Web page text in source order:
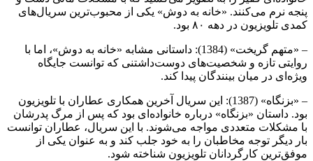
پنجه نرم می‌کنند. «خانه به دوش» یکی از محبوب‌ترین سریال‌های
کمدی تلویزیون در دهه ۸۰ بود.
– «متهم گریخت» (1384): داستانی مشابه «خانه به دوش»، اما با
روایتی تازه و شخصیت‌های دوست‌داشتنی که توانست جایگاه
ویژه‌ای در میان بینندگان پیدا کند.
– «بزنگاه» (1387): این سریال آخرین همکاری عطاران با تلویزیون
بود. داستان «بزنگاه» درباره خانواده‌ای بود که پس از مرگ پدرشان
با مشکلات متعددی مواجه می‌شوند. با این سریال، عطاران توانست
بار دیگر توجه مخاطبان را به خود جلب کند و به عنوان یکی از
موفق‌ترین کارگردانان تلویزیون شناخته شود.